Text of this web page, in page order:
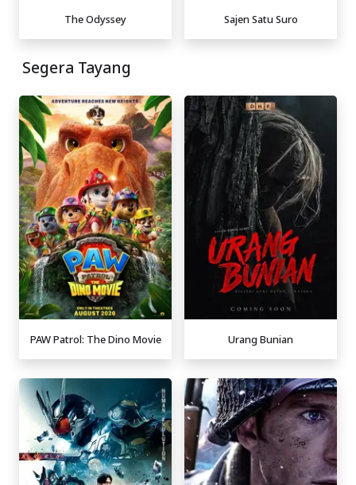
The Odyssey Sajen Satu Suro
Segera Tayang
PAW Patrol: The Dino Movie Urang Bunian